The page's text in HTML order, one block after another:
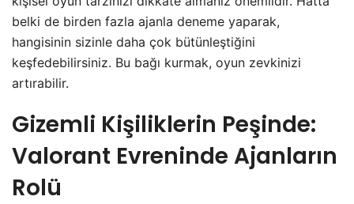
belki de birden fazla ajanla deneme yaparak,
hangisinin sizinle daha çok bütünleştiğini
keşfedebilirsiniz. Bu bağı kurmak, oyun zevkinizi
artırabilir.
Gizemli Kişiliklerin Peşinde:
Valorant Evreninde Ajanların
Rolü